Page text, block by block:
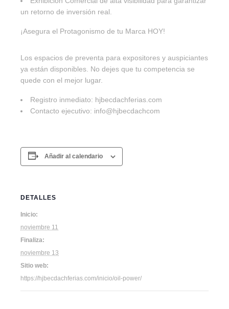
un retorno de inversión real.
¡Asegura el Protagonismo de tu Marca HOY!
Los espacios de preventa para expositores y auspiciantes
ya están disponibles. No dejes que tu competencia se
quede con el mejor lugar.
Registro inmediato: hjbecdachferias.com
Contacto ejecutivo: info@hjbecdachcom
Añadir al calendario
DETALLES
Inicio:
noviembre 11
Finaliza:
noviembre 13
Sitio web:
https://hjbecdachferias.com/inicio/oil-power/